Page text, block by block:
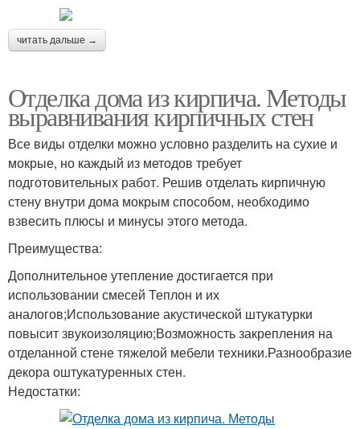
читать дальше →
Отделка дома из кирпича. Методы
выравнивания кирпичных стен
Все виды отделки можно условно разделить на сухие и
мокрые, но каждый из методов требует
подготовительных работ. Решив отделать кирпичную
стену внутри дома мокрым способом, необходимо
взвесить плюсы и минусы этого метода.
Преимущества:
Дополнительное утепление достигается при
использовании смесей Теплон и их
аналогов;Использование акустической штукатурки
повысит звукоизоляцию;Возможность закрепления на
отделанной стене тяжелой мебели техники.Разнообразие
декора оштукатуренных стен.
Недостатки: